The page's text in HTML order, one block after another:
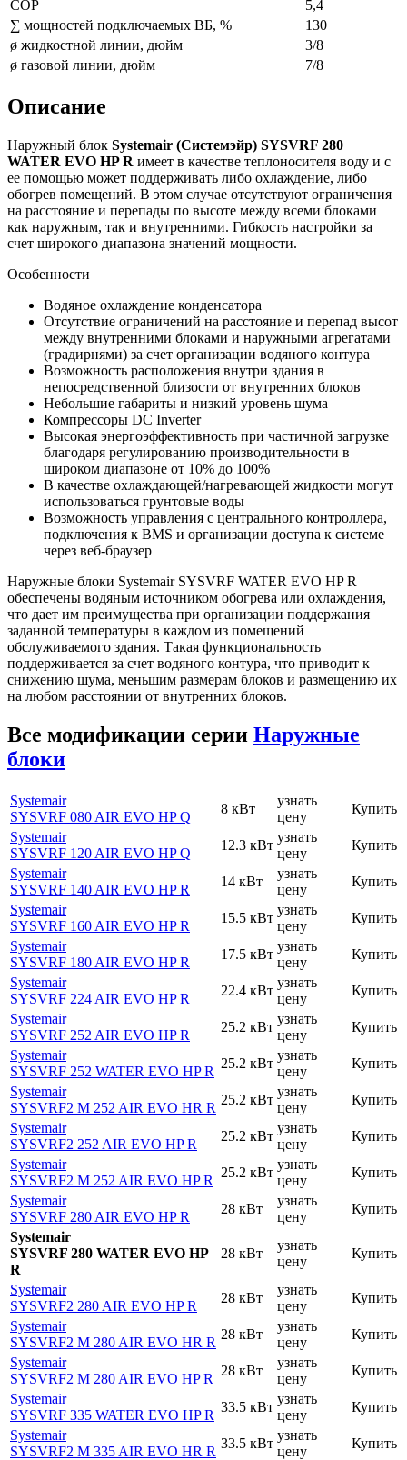
COP
5,4
∑ мощностей подключаемых ВБ, %
130
ø жидкостной линии, дюйм
3/8
ø газовой линии, дюйм
7/8
Описание
Наружный блок Systemair (Системэйр) SYSVRF 280
WATER EVO HP R имеет в качестве теплоносителя воду и с
ее помощью может поддерживать либо охлаждение, либо
обогрев помещений. В этом случае отсутствуют ограничения
на расстояние и перепады по высоте между всеми блоками
как наружным, так и внутренними. Гибкость настройки за
счет широкого диапазона значений мощности.
Особенности
Водяное охлаждение конденсатора
Отсутствие ограничений на расстояние и перепад высот
между внутренними блоками и наружными агрегатами
(градирнями) за счет организации водяного контура
Возможность расположения внутри здания в
непосредственной близости от внутренних блоков
Небольшие габариты и низкий уровень шума
Компрессоры DC Inverter
Высокая энергоэффективность при частичной загрузке
благодаря регулированию производительности в
широком диапазоне от 10% до 100%
В качестве охлаждающей/нагревающей жидкости могут
использоваться грунтовые воды
Возможность управления с центрального контроллера,
подключения к BMS и организации доступа к системе
через веб-браузер
Наружные блоки Systemair SYSVRF WATER EVO HP R
обеспечены водяным источником обогрева или охлаждения,
что дает им преимущества при организации поддержания
заданной температуры в каждом из помещений
обслуживаемого здания. Такая функциональность
поддерживается за счет водяного контура, что приводит к
снижению шума, меньшим размерам блоков и размещению их
на любом расстоянии от внутренних блоков.
Все модификации серии Наружные
блоки
Systemair
SYSVRF 080 AIR EVO HP Q
8 кВт
узнать
цену
Купить
Systemair
SYSVRF 120 AIR EVO HP Q
12.3 кВт
узнать
цену
Купить
Systemair
SYSVRF 140 AIR EVO HP R
14 кВт
узнать
цену
Купить
Systemair
SYSVRF 160 AIR EVO HP R
15.5 кВт
узнать
цену
Купить
Systemair
SYSVRF 180 AIR EVO HP R
17.5 кВт
узнать
цену
Купить
Systemair
SYSVRF 224 AIR EVO HP R
22.4 кВт
узнать
цену
Купить
Systemair
SYSVRF 252 AIR EVO HP R
25.2 кВт
узнать
цену
Купить
Systemair
SYSVRF 252 WATER EVO HP R
25.2 кВт
узнать
цену
Купить
Systemair
SYSVRF2 M 252 AIR EVO HR R
25.2 кВт
узнать
цену
Купить
Systemair
SYSVRF2 252 AIR EVO HP R
25.2 кВт
узнать
цену
Купить
Systemair
SYSVRF2 M 252 AIR EVO HP R
25.2 кВт
узнать
цену
Купить
Systemair
SYSVRF 280 AIR EVO HP R
28 кВт
узнать
цену
Купить
Systemair
SYSVRF 280 WATER EVO HP
R
28 кВт
узнать
цену
Купить
Systemair
SYSVRF2 280 AIR EVO HP R
28 кВт
узнать
цену
Купить
Systemair
SYSVRF2 M 280 AIR EVO HR R
28 кВт
узнать
цену
Купить
Systemair
SYSVRF2 M 280 AIR EVO HP R
28 кВт
узнать
цену
Купить
Systemair
SYSVRF 335 WATER EVO HP R
33.5 кВт
узнать
цену
Купить
Systemair
SYSVRF2 M 335 AIR EVO HR R
33.5 кВт
узнать
цену
Купить